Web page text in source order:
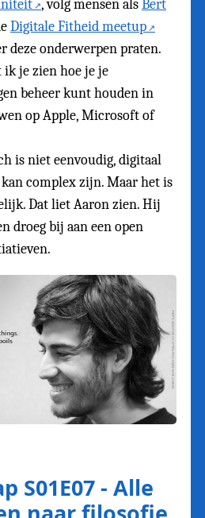
, volg mensen alsBert
Digitale Fitheid meetup
deze onderwerpen praten.
je zien hoe je je
beheer kunt houden in
op Apple, Microsoft of
is niet eenvoudig, digitaal
complex zijn. Maar het is
Dat liet Aaron zien. Hij
droeg bij aan een open
S01E07 - Alle